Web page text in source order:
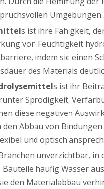
Umgebungen.
s ist ihre Fähigkeit,
von Feuchtigkeit
indem sie einen
des Materials
s ist ihr
Sprödigkeit,
diese negativen
Abbau von
und optisch
unverzichtbar,
häufig Wasser
den Materialabbau